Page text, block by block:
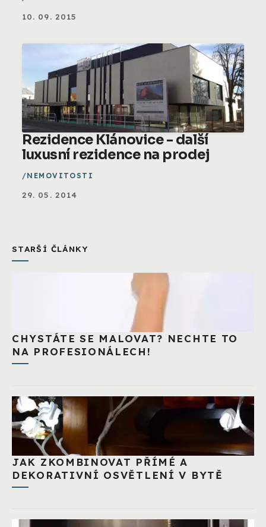
10. 09. 2015
Rezidence Klánovice - další
luxusní rezidence na prodej
NEMOVITOSTI
29. 05. 2014
STARŠÍ ČLÁNKY
CHYSTÁTE SE MALOVAT? NECHTE TO
NA PROFESIONÁLECH!
JAK ZKOMBINOVAT PŘÍMÉ A
DEKORATIVNÍ OSVĚTLENÍ V BYTĚ